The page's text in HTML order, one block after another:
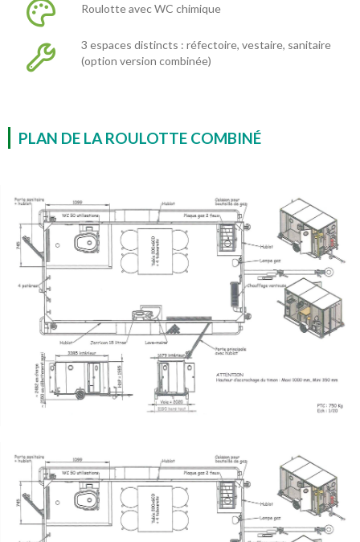
Roulotte avec WC chimique
3 espaces distincts : réfectoire, vestaire, sanitaire
(option version combinée)
PLAN DE LA ROULOTTE COMBINÉ